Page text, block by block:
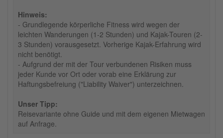
Hinweis:
- Grundlegende körperliche Fitness wird wegen der
leichten Wanderungen (1-2 Stunden) und Kajak-Touren (2-
3 Stunden) vorausgesetzt. Vorherige Kajak-Erfahrung wird
nicht benötigt.
- Aufgrund der mit der Tour verbundenen Risiken muss
jeder Kunde vor Ort oder vorab eine Erklärung zur
Haftungsbefreiung ("Liability Waiver") unterzeichnen.
Unser Tipp:
Reisevariante ohne Guide und mit dem eigenen Mietwagen
auf Anfrage.